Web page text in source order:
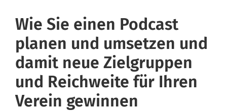
Wie Sie einen Podcast
planen und umsetzen und
damit neue Zielgruppen
und Reichweite für Ihren
Verein gewinnen